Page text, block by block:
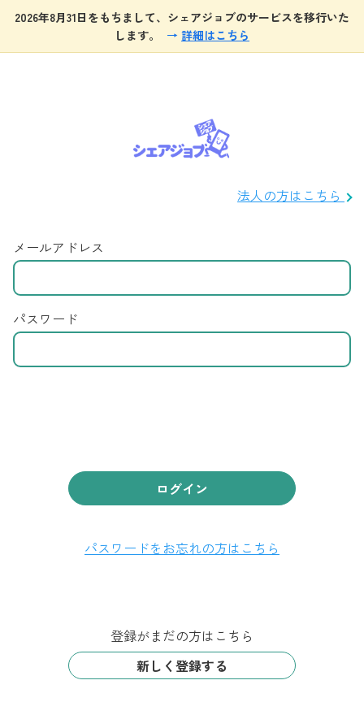
2026年8月31日をもちまして、シェアジョブのサービスを移行いた
します。
→ 詳細はこちら
法人の方はこちら
メールアドレス
パスワード
ログイン
パスワードをお忘れの方はこちら
登録がまだの方はこちら
新しく登録する